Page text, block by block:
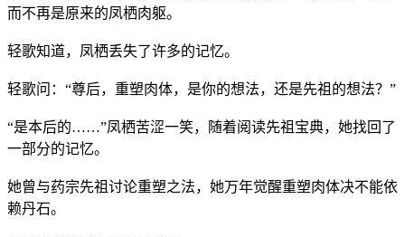
而不再是原来的凤栖肉躯。
轻歌知道，凤栖丢失了许多的记忆。
轻歌问：“尊后，重塑肉体，是你的想法，还是先祖的想法？”
“是本后的……”凤栖苦涩一笑，随着阅读先祖宝典，她找回了
一部分的记忆。
她曾与药宗先祖讨论重塑之法，她万年觉醒重塑肉体决不能依
赖丹石。